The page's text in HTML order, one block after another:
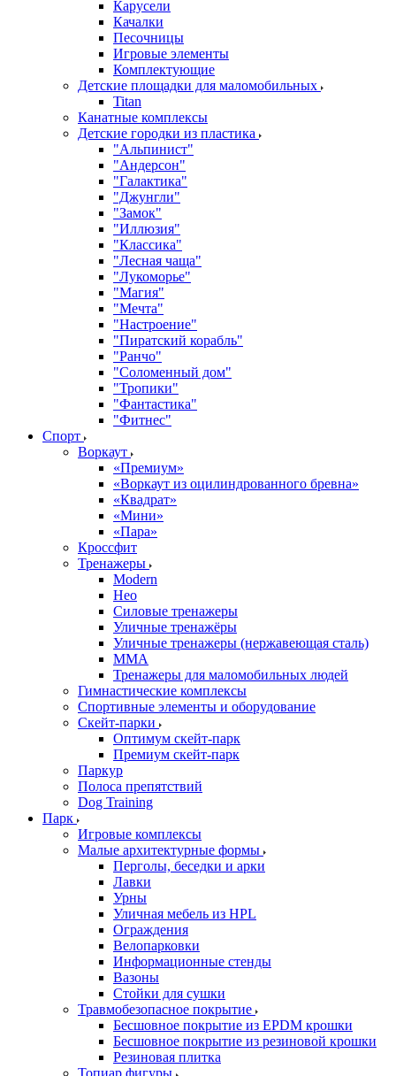
Карусели
Качалки
Песочницы
Игровые элементы
Комплектующие
Детские площадки для маломобильных
Titan
Канатные комплексы
Детские городки из пластика
"Альпинист"
"Андерсон"
"Галактика"
"Джунгли"
"Замок"
"Иллюзия"
"Классика"
"Лесная чаща"
"Лукоморье"
"Магия"
"Мечта"
"Настроение"
"Пиратский корабль"
"Ранчо"
"Соломенный дом"
"Тропики"
"Фантастика"
"Фитнес"
Спорт
Воркаут
«Премиум»
«Воркаут из оцилиндрованного бревна»
«Квадрат»
«Мини»
«Пара»
Кроссфит
Тренажеры
Modern
Нео
Силовые тренажеры
Уличные тренажёры
Уличные тренажеры (нержавеющая сталь)
ММА
Тренажеры для маломобильных людей
Гимнастические комплексы
Спортивные элементы и оборудование
Скейт-парки
Оптимум скейт-парк
Премиум скейт-парк
Паркур
Полоса препятствий
Dog Training
Парк
Игровые комплексы
Малые архитектурные формы
Перголы, беседки и арки
Лавки
Урны
Уличная мебель из HPL
Ограждения
Велопарковки
Информационные стенды
Вазоны
Стойки для сушки
Травмобезопасное покрытие
Бесшовное покрытие из EPDM крошки
Бесшовное покрытие из резиновой крошки
Резиновая плитка
Топиар фигуры